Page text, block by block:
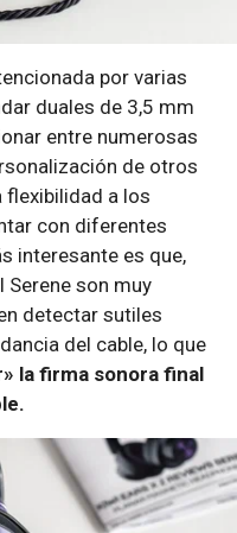
por varias
duales de 3,5 mm
entre numerosas
de otros
flexibilidad a los
con diferentes
interesante es que,
son muy
detectar sutiles
del cable, lo que
la firma sonora final